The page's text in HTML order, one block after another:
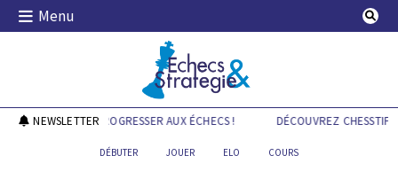
Skip
Menu
Echecs & Stratégie
NEWSLETTER
POUR PROGRESSER AUX ÉCHECS ! DÉCOUVREZ
DÉBUTER JOUER ELO COURS